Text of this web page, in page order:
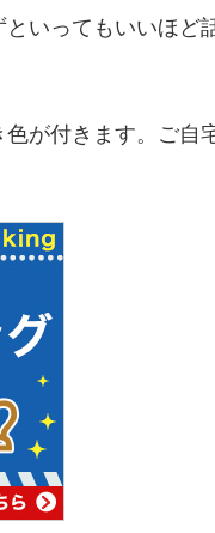
いってもいいほど
が付きます。ご